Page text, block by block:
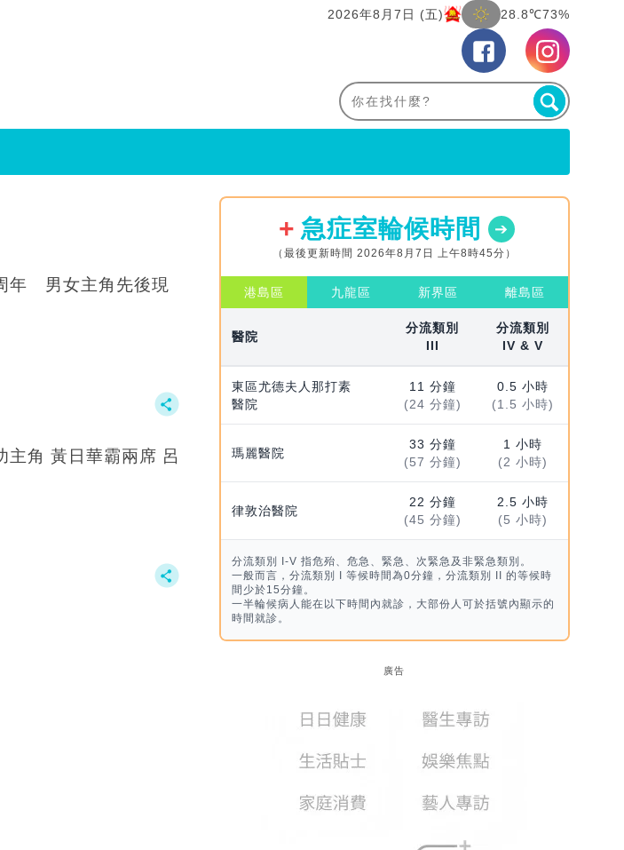
2026年8月7日 (五) 28.8℃73%
年 男女主角先後現
主角 黃日華霸兩席 呂
急症室輪候時間
（最後更新時間 2026年8月7日 上午8時45分）
港島區 九龍區 新界區 離島區
醫院
分流類別
III
分流類別
IV & V
東區尤德夫人那打素
醫院
11 分鐘
(24 分鐘)
0.5 小時
(1.5 小時)
瑪麗醫院
33 分鐘
(57 分鐘)
1 小時
(2 小時)
律敦治醫院
22 分鐘
(45 分鐘)
2.5 小時
(5 小時)
分流類別 I-V 指危殆、危急、緊急、次緊急及非緊急類別。
一般而言，分流類別 I 等候時間為0分鐘，分流類別 II 的等候時
間少於15分鐘。
一半輪候病人能在以下時間內就診，大部份人可於括號內顯示的
時間就診。
廣告